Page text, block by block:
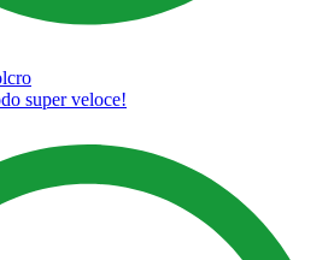
super veloce!